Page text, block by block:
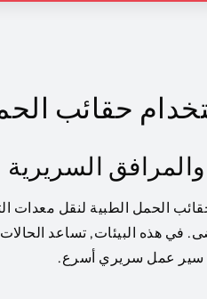
حقائب
السريرية
الحمل الطبية لنقل معدات
في هذه البيئات, تساعد
سير عمل سريري أسرع.